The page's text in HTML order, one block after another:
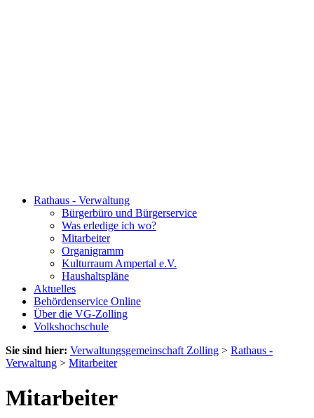
Rathaus - Verwaltung
Bürgerbüro und Bürgerservice
Was erledige ich wo?
Mitarbeiter
Organigramm
Kulturraum Ampertal e.V.
Haushaltspläne
Aktuelles
Behördenservice Online
Über die VG-Zolling
Volkshochschule
Sie sind hier: Verwaltungsgemeinschaft Zolling > Rathaus -
Verwaltung > Mitarbeiter
Mitarbeiter